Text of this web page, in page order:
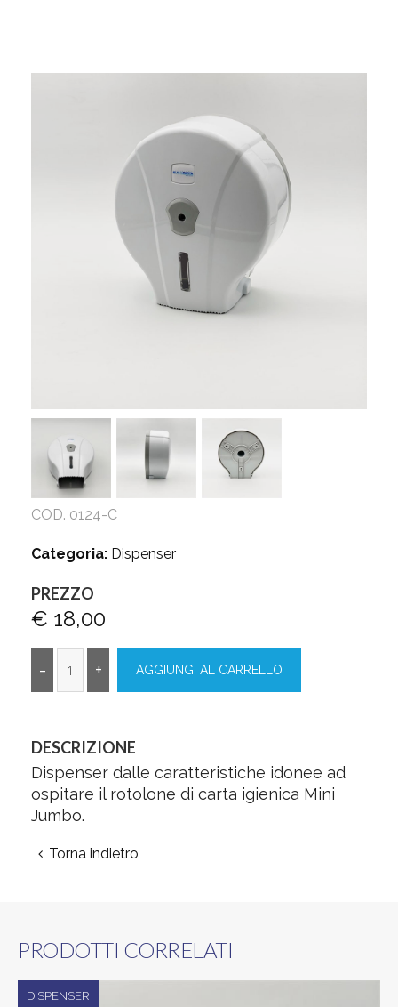
COD. 0124-C
Categoria: Dispenser
PREZZO
€ 18,00
DESCRIZIONE
Dispenser dalle caratteristiche idonee ad
ospitare il rotolone di carta igienica Mini
Jumbo.
Torna indietro
PRODOTTI CORRELATI
DISPENSER